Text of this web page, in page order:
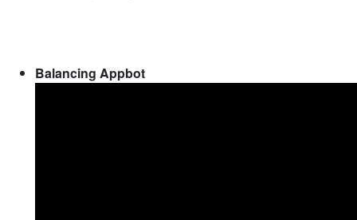
Balancing Appbot